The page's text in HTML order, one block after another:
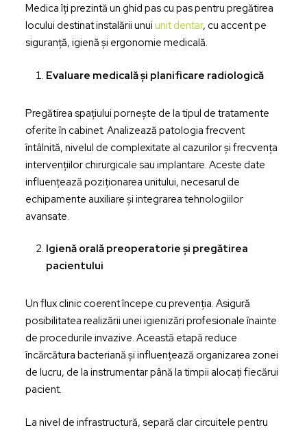
Medica îți prezintă un ghid pas cu pas pentru pregătirea
locului destinat instalării unui unit dentar, cu accent pe
siguranță, igienă și ergonomie medicală.
Evaluare medicală și planificare radiologică
Pregătirea spațiului pornește de la tipul de tratamente
oferite în cabinet. Analizează patologia frecvent
întâlnită, nivelul de complexitate al cazurilor și frecvența
intervențiilor chirurgicale sau implantare. Aceste date
influențează poziționarea unitului, necesarul de
echipamente auxiliare și integrarea tehnologiilor
avansate.
Igienă orală preoperatorie și pregătirea
pacientului
Un flux clinic coerent începe cu prevenția. Asigură
posibilitatea realizării unei igienizări profesionale înainte
de procedurile invazive. Această etapă reduce
încărcătura bacteriană și influențează organizarea zonei
de lucru, de la instrumentar până la timpii alocați fiecărui
pacient.
La nivel de infrastructură, separă clar circuitele pentru